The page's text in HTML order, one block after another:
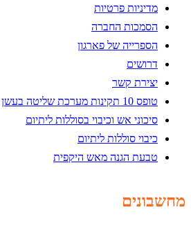
מדיניות פרטיות
הסמכות החברה
הספרייה של פארגון
דרושים
יצירת קשר
טופס 10 תקינות מערכת שליטה בעשן
סיכוני אש וכיבוי בסוללות ליתיום
כיבוי סוללות ליתיום
טבעת הגנה מאש היקפית
מחשבונים